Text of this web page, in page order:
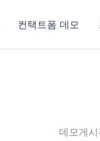
컨택트폼 데모
데모게